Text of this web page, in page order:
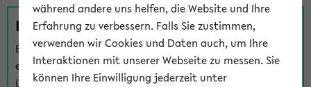
Fragen zu einzelnen Veranstaltungen
Bei inhaltlichen und organisatorischen Fragen zu
einzelnen Veranstaltungen finden Sie Ansprechpersonen
über denFragen-Link bei jeder Veranstaltung. Der BIS
während andere uns helfen, die Website und Ihre
Erfahrung zu verbessern. Falls Sie zustimmen,
verwenden wir Cookies und Daten auch, um Ihre
Interaktionen mit unserer Webseite zu messen. Sie
können Ihre Einwilligung jederzeit unter